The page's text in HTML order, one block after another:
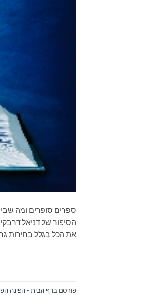
הסיפור של דניאל
את הכל בגלל בחירות
פורסם בדף הבית - הפינה